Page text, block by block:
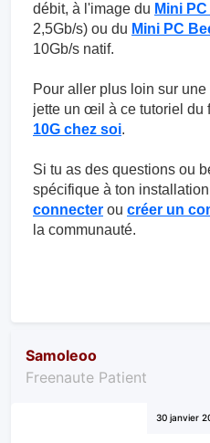
débit, à l'image du Mini
2,5Gb/s) ou du Mini PC
10Gb/s natif.
Pour aller plus loin sur
jette un œil à ce tutoriel du
10G chez soi.
Si tu as des questions ou
spécifique à ton
connecter ou créer un
la communauté.
Samoleoo
Freenaute Patient
30 janvier